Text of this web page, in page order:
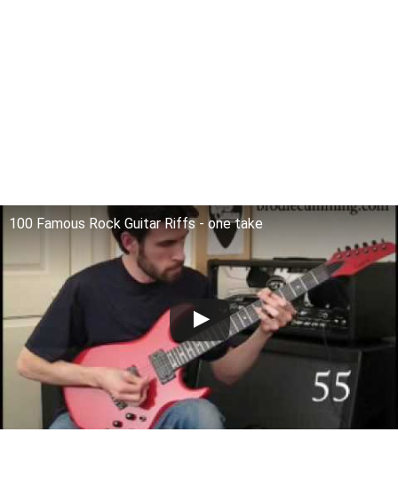
100 Famous Rock Guitar Riffs - one take